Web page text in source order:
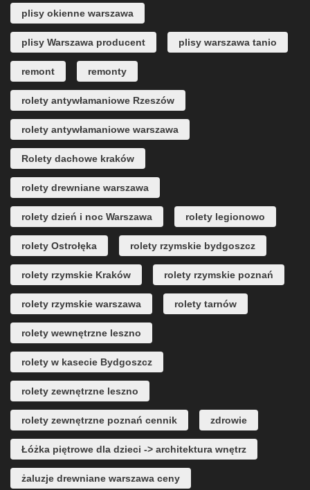
plisy okienne warszawa
plisy Warszawa producent plisy warszawa tanio
remont remonty
rolety antywłamaniowe Rzeszów
rolety antywłamaniowe warszawa
Rolety dachowe kraków
rolety drewniane warszawa
rolety dzień i noc Warszawa rolety legionowo
rolety Ostrołęka rolety rzymskie bydgoszcz
rolety rzymskie Kraków rolety rzymskie poznań
rolety rzymskie warszawa rolety tarnów
rolety wewnętrzne leszno
rolety w kasecie Bydgoszcz
rolety zewnętrzne leszno
rolety zewnętrzne poznań cennik zdrowie
Łóżka piętrowe dla dzieci -> architektura wnętrz
żaluzje drewniane warszawa ceny